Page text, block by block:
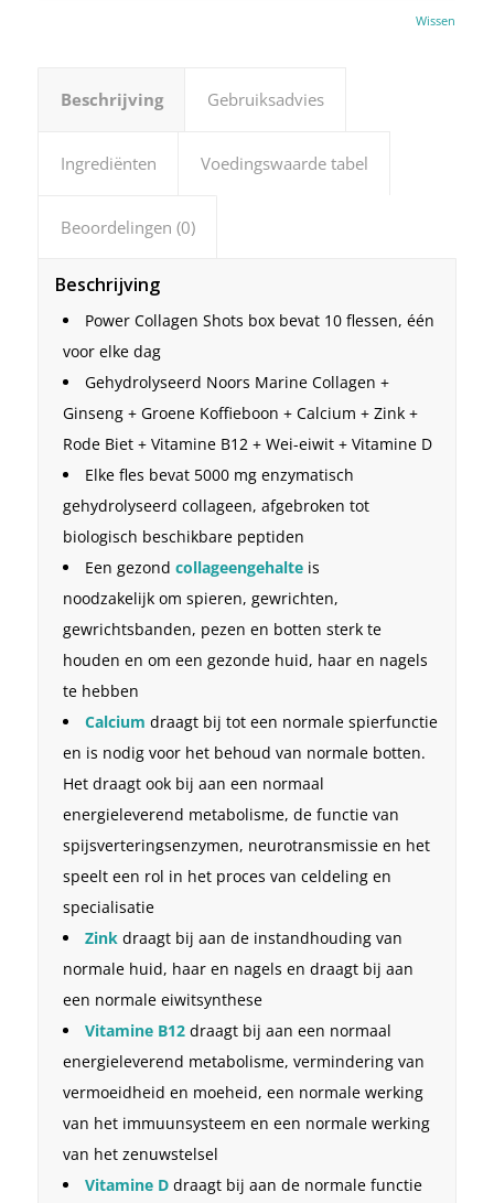
Wissen
Beschrijving Gebruiksadvies
Ingrediënten Voedingswaarde tabel
Beoordelingen (0)
Beschrijving
Power Collagen Shots box bevat 10 flessen, één
voor elke dag
Gehydrolyseerd Noors Marine Collagen +
Ginseng + Groene Koffieboon + Calcium + Zink +
Rode Biet + Vitamine B12 + Wei-eiwit + Vitamine D
Elke fles bevat 5000 mg enzymatisch
gehydrolyseerd collageen, afgebroken tot
biologisch beschikbare peptiden
Een gezond collageengehalteis
noodzakelijk om spieren, gewrichten,
gewrichtsbanden, pezen en botten sterk te
houden en om een ​​gezonde huid, haar en nagels
te hebben
Calcium draagt ​​bij tot een normale spierfunctie
en is nodig voor het behoud van normale botten.
Het draagt ​​ook bij aan een normaal
energieleverend metabolisme, de functie van
spijsverteringsenzymen, neurotransmissie en het
speelt een rol in het proces van celdeling en
specialisatie
Zinkdraagt ​​bij aan de instandhouding van
normale huid, haar en nagels en draagt ​​bij aan
een normale eiwitsynthese
Vitamine B12draagt ​​bij aan een normaal
energieleverend metabolisme, vermindering van
vermoeidheid en moeheid, een normale werking
van het immuunsysteem en een normale werking
van het zenuwstelsel
Vitamine Ddraagt ​​bij aan de normale functie